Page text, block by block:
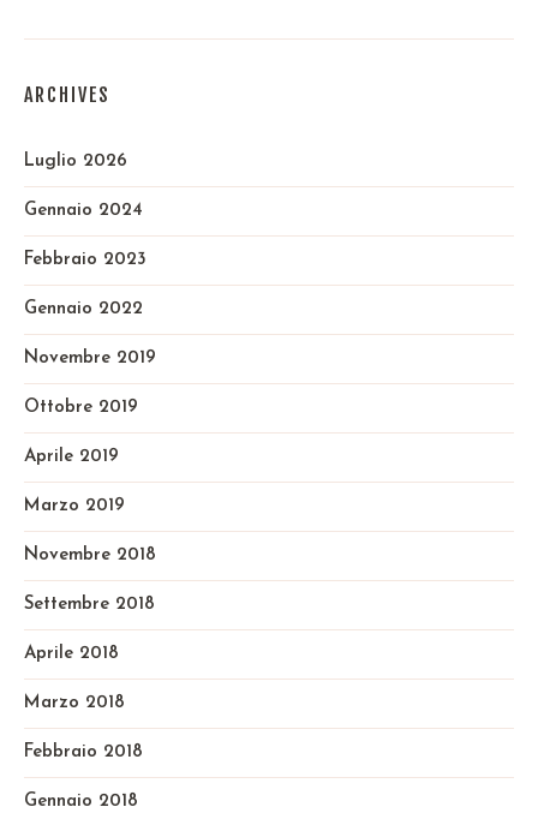
ARCHIVES
Luglio 2026
Gennaio 2024
Febbraio 2023
Gennaio 2022
Novembre 2019
Ottobre 2019
Aprile 2019
Marzo 2019
Novembre 2018
Settembre 2018
Aprile 2018
Marzo 2018
Febbraio 2018
Gennaio 2018